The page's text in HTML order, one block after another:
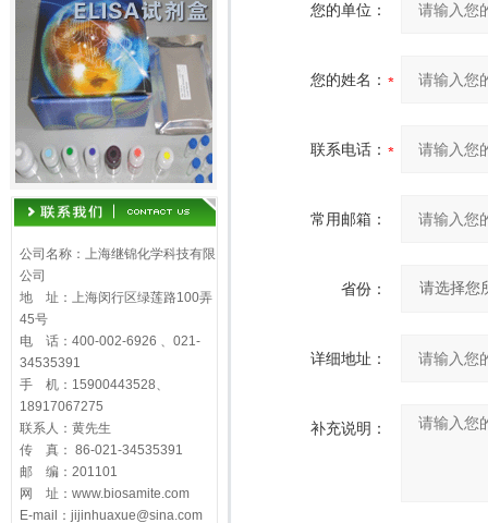
公司名称：上海继锦化学科技有限
公司
地 址：上海闵行区绿莲路100弄
45号
电 话：400-002-6926 、021-
34535391
手 机：15900443528、
18917067275
联系人：黄先生
传 真： 86-021-34535391
邮 编：201101
网 址：www.biosamite.com
E-mail：jijinhuaxue@sina.com
您的单位：
您的姓名：
联系电话：
常用邮箱：
省份：
详细地址：
补充说明：